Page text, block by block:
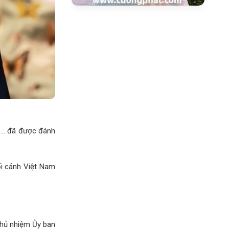
đã được đánh
cảnh Việt Nam
nhiệm Ủy ban